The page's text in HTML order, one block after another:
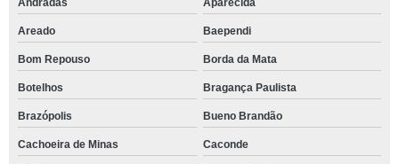
Andradas Aparecida
Areado Baependi
Bom Repouso Borda da Mata
Botelhos Bragança Paulista
Brazópolis Bueno Brandão
Cachoeira de Minas Caconde